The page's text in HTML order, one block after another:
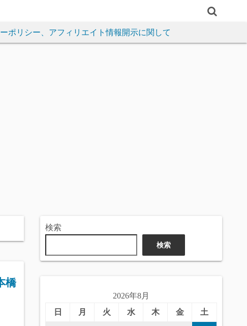
ポリシー、アフィリエイト情報開示に関して
橋
検索
検索
2026年8月
日
月 火 水 木 金 土